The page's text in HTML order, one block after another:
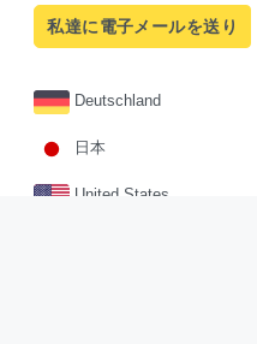
私達に電子メールを送り
Deutschland
日本
United States